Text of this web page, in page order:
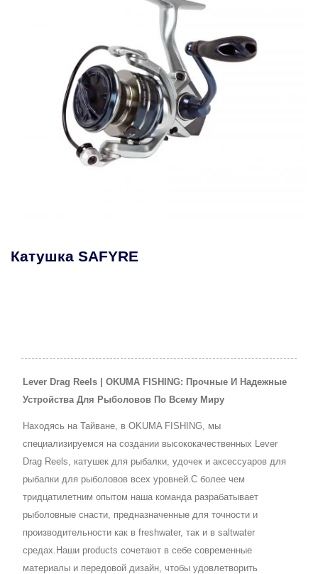
Катушка MAKAIRA SEA GOLD С
Lever Drag Reels | OKUMA FISHING: Прочные И Надежные
Устройства Для Рыболовов По Всему Миру
Находясь на Тайване, в OKUMA FISHING, мы
специализируемся на создании высококачественных Lever
Drag Reels, катушек для рыбалки, удочек и аксессуаров для
рыбалки для рыболовов всех уровней.С более чем
тридцатилетним опытом наша команда разрабатывает
рыболовные снасти, предназначенные для точности и
производительности как в freshwater, так и в saltwater
средах.Наши products сочетают в себе современные
материалы и передовой дизайн, чтобы удовлетворить